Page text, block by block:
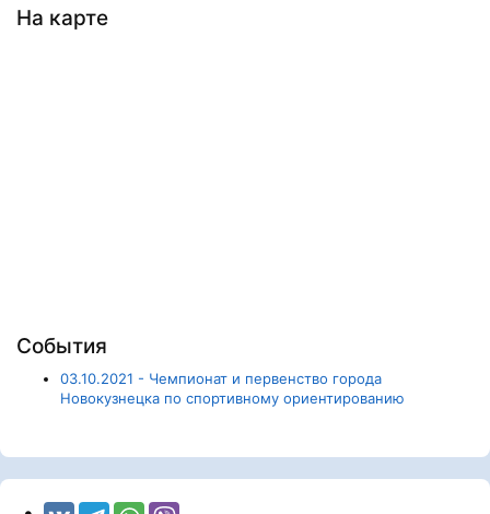
На карте
События
03.10.2021 - Чемпионат и первенство города
Новокузнецка по спортивному ориентированию